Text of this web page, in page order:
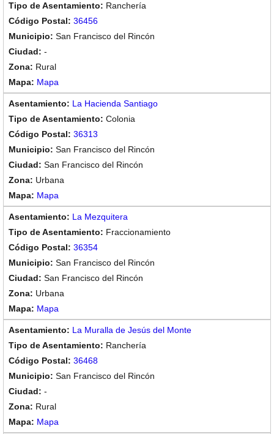
Ranchería
36456
San Francisco del Rincón
-
Rural
Mapa
La Hacienda Santiago
Colonia
36313
San Francisco del Rincón
San Francisco del Rincón
Urbana
Mapa
La Mezquitera
Fraccionamiento
36354
San Francisco del Rincón
San Francisco del Rincón
Urbana
Mapa
La Muralla de Jesús del Monte
Ranchería
36468
San Francisco del Rincón
-
Rural
Mapa